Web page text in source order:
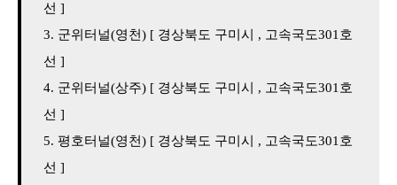
선 ]
군위터널(영천) [ 경상북도 구미시 , 고속국도301호
선 ]
군위터널(상주) [ 경상북도 구미시 , 고속국도301호
선 ]
평호터널(영천) [ 경상북도 구미시 , 고속국도301호
선 ]